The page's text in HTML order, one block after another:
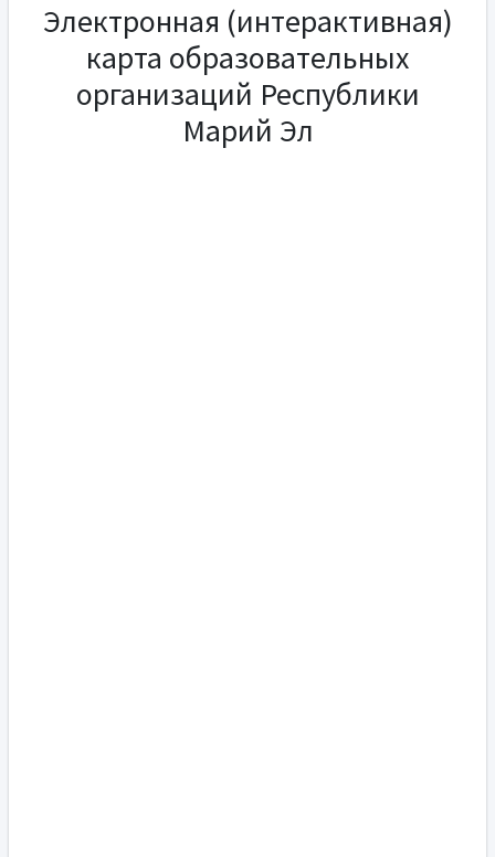
Электронная (интерактивная)
карта образовательных
организаций Республики
Марий Эл